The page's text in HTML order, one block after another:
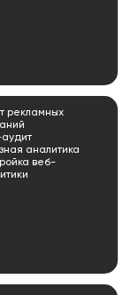
рекламных
аналитика
веб-